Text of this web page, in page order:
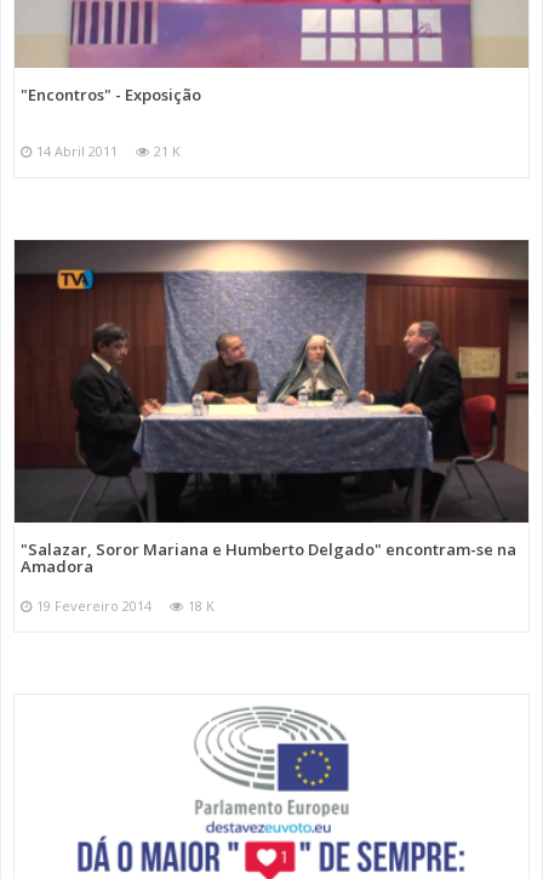
"Encontros" - Exposição
14 Abril 2011 21 K
"Salazar, Soror Mariana e Humberto Delgado" encontram-se na
Amadora
19 Fevereiro 2014 18 K